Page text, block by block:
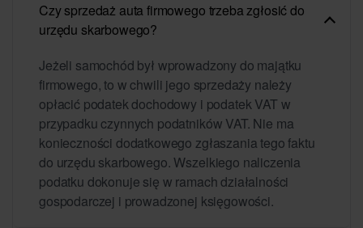
Czy sprzedaż auta firmowego trzeba zgłosić do
urzędu skarbowego?
Jeżeli samochód był wprowadzony do majątku
firmowego, to w chwili jego sprzedaży należy
opłacić podatek dochodowy i podatek VAT w
przypadku czynnych podatników VAT. Nie ma
konieczności dodatkowego zgłaszania tego faktu
do urzędu skarbowego. Wszelkiego naliczenia
podatku dokonuje się w ramach działalności
gospodarczej i prowadzonej księgowości.